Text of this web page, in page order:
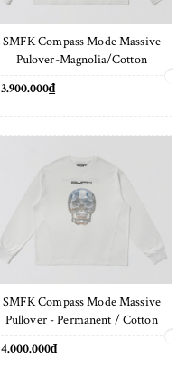
SMFK Compass Mode Massive
Pulover-Magnolia/Cotton
3.900.000₫
SMFK Compass Mode Massive
Pullover - Permanent / Cotton
4.000.000₫